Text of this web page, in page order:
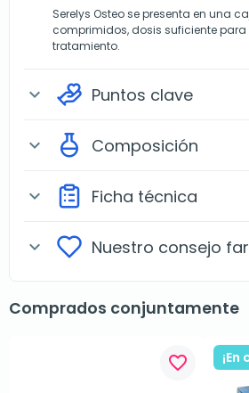
Serelys Osteo se presenta en una
comprimidos, dosis suficiente para
tratamiento.
expand_more Puntos clave
expand_more Composición
expand_more Ficha técnica
expand_more Nuestro consejo
Comprados conjuntamente
favorite_border